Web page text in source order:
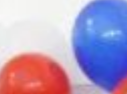
Пусть новый учебный год
и побед! Учителям — мудрости,
и вдохновения. А родителям —
В щколах прошли
часы, посвященные Дню
Впереди у ребят и педагогов –
и насыщенный событиями год,
порадует новыми открытиями